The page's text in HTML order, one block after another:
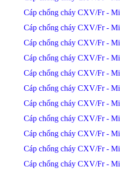
Cáp chống cháy CXV/Fr -
Cáp chống cháy CXV/Fr -
Cáp chống cháy CXV/Fr -
Cáp chống cháy CXV/Fr -
Cáp chống cháy CXV/Fr -
Cáp chống cháy CXV/Fr -
Cáp chống cháy CXV/Fr -
Cáp chống cháy CXV/Fr -
Cáp chống cháy CXV/Fr -
Cáp chống cháy CXV/Fr -
Cáp chống cháy CXV/Fr -